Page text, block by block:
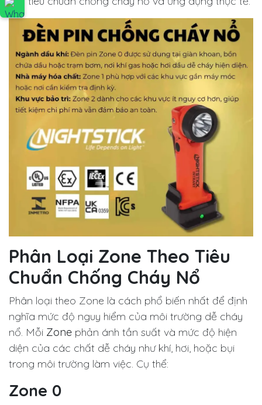
Phân Loại Zone Theo Tiêu
Chuẩn Chống Cháy Nổ
Phân loại theo Zone là cách phổ biến nhất để định
nghĩa mức độ nguy hiểm của môi trường dễ cháy
nổ. Mỗi Zone phản ánh tần suất và mức độ hiện
diện của các chất dễ cháy như khí, hơi, hoặc bụi
trong môi trường làm việc. Cụ thể:
Zone 0